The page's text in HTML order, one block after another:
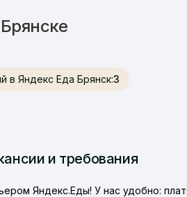
в Яндекс Еда Брянск:3
и требования
Яндекс.Еды! У нас удобно: